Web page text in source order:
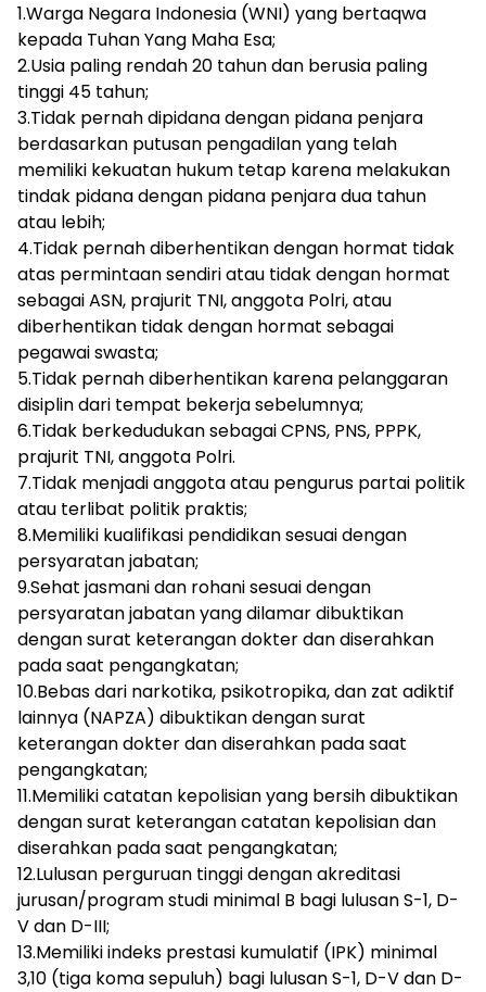
1.Warga Negara Indonesia (WNI) yang bertaqwa
kepada Tuhan Yang Maha Esa;
2.Usia paling rendah 20 tahun dan berusia paling
tinggi 45 tahun;
3.Tidak pernah dipidana dengan pidana penjara
berdasarkan putusan pengadilan yang telah
memiliki kekuatan hukum tetap karena melakukan
tindak pidana dengan pidana penjara dua tahun
atau lebih;
4.Tidak pernah diberhentikan dengan hormat tidak
atas permintaan sendiri atau tidak dengan hormat
sebagai ASN, prajurit TNI, anggota Polri, atau
diberhentikan tidak dengan hormat sebagai
pegawai swasta;
5.Tidak pernah diberhentikan karena pelanggaran
disiplin dari tempat bekerja sebelumnya;
6.Tidak berkedudukan sebagai CPNS, PNS, PPPK,
prajurit TNI, anggota Polri.
7.Tidak menjadi anggota atau pengurus partai politik
atau terlibat politik praktis;
8.Memiliki kualifikasi pendidikan sesuai dengan
persyaratan jabatan;
9.Sehat jasmani dan rohani sesuai dengan
persyaratan jabatan yang dilamar dibuktikan
dengan surat keterangan dokter dan diserahkan
pada saat pengangkatan;
10.Bebas dari narkotika, psikotropika, dan zat adiktif
lainnya (NAPZA) dibuktikan dengan surat
keterangan dokter dan diserahkan pada saat
pengangkatan;
11.Memiliki catatan kepolisian yang bersih dibuktikan
dengan surat keterangan catatan kepolisian dan
diserahkan pada saat pengangkatan;
12.Lulusan perguruan tinggi dengan akreditasi
jurusan/program studi minimal B bagi lulusan S-1, D-
V dan D-III;
13.Memiliki indeks prestasi kumulatif (IPK) minimal
3,10 (tiga koma sepuluh) bagi lulusan S-1, D-V dan D-